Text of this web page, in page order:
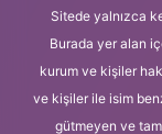
Sitede yalnızca
Burada yer alan
kurum ve kişiler
ve kişiler ile isim
gütmeyen ve